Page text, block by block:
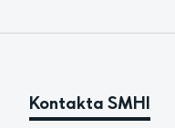
Kontakta SMHI